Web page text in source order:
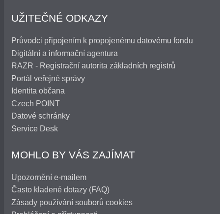
UŽITEČNÉ ODKAZY
Průvodci připojením k propojenému datovému fondu
Digitální a informační agentura
RAZR - Registrační autorita základních registrů
Portál veřejné správy
Identita občana
Czech POINT
Datové schránky
Service Desk
MOHLO BY VÁS ZAJÍMAT
Upozornění e-mailem
Často kladené dotazy (FAQ)
Zásady používání souborů cookies